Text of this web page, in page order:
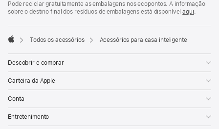
Pode reciclar gratuitamente as embalagens nos ecopontos. A informação
sobre o destino final dos resíduos de embalagens está disponívelaqui.
Todos os acessórios Acessórios para casa inteligente
Descobrir e comprar
Carteira da Apple
Conta
Entretenimento